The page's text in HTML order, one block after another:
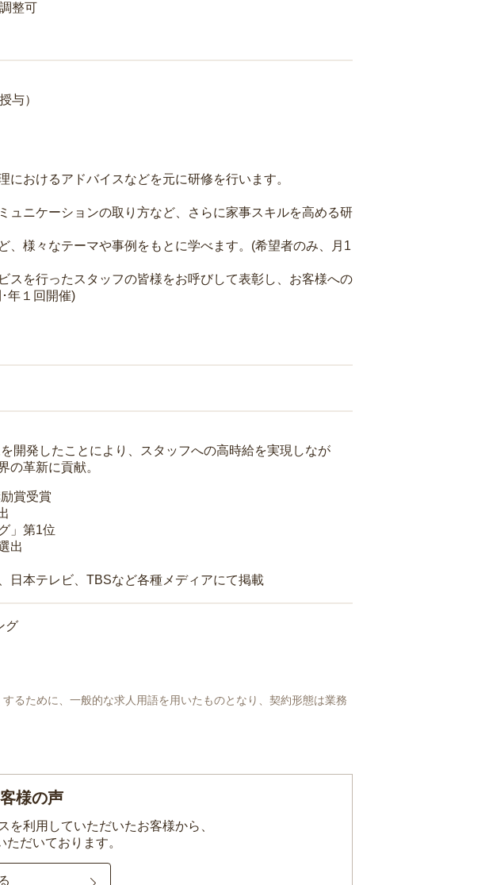
整可
与）
おけるアドバイスなどを元に研修を行います。
ュニケーションの取り方など、さらに家事スキルを高める研
、様々なテーマや事例をもとに学べます。(希望者のみ、月1
スを行ったスタッフの皆様をお呼びして表彰し、お客様への
年１回開催)
開発したことにより、スタッフへの高時給を実現しなが
の革新に貢献。
賞受賞
」第1位
出
日本テレビ、TBSなど各種メディアにて掲載
グ
ために、一般的な求人用語を用いたものとなり、契約形態は業務
様の声
利用していただいたお客様から、
だいております。